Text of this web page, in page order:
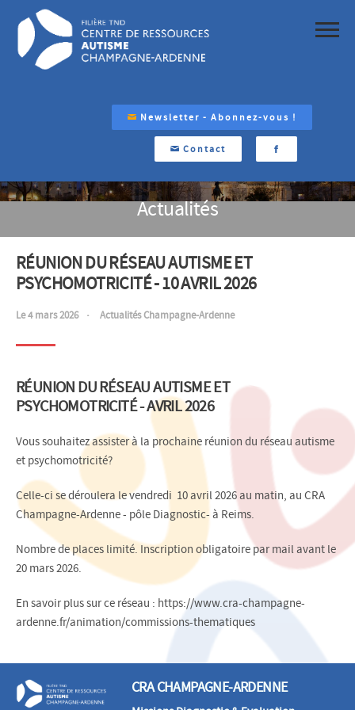
Newsletter - Abonnez-vous !
Contact
Actualités
RÉUNION DU RÉSEAU AUTISME ET
PSYCHOMOTRICITÉ - 10 AVRIL 2026
Le 4 mars 2026 Actualités Champagne-Ardenne
RÉUNION DU RÉSEAU AUTISME ET
PSYCHOMOTRICITÉ - AVRIL 2026
Vous souhaitez assister à la prochaine réunion du réseau autisme
et psychomotricité?
Celle-ci se déroulera le vendredi 10 avril 2026 au matin, au CRA
Champagne-Ardenne - pôle Diagnostic- à Reims.
Nombre de places limité. Inscription obligatoire par mail avant le
20 mars 2026.
En savoir plus sur ce réseau : https://www.cra-champagne-
ardenne.fr/animation/commissions-thematiques
CRA CHAMPAGNE-ARDENNE